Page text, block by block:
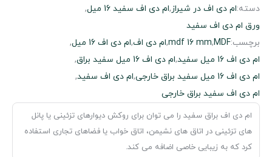
دسته:ام دی اف در شیراز,ام دی اف سفید 16 میل
,
ورق ام‌ دی‌ اف سفید
برچسب:MDF
,
mdf 16 mm
,ام دی اف,ام دی اف 16 میل
,
ام دی اف 16 میل سفید
,ام دی اف 16 میل سفید براق
,
ام دی اف 16 میل سفید براق خارجی
,ام دی اف سفید,
ام دی اف سفید براق خارجی
ام دی اف براق سفید را می توان برای روکش دیوارهای تزئینی یا پانل
های تزئینی در اتاق های نشیمن، اتاق خواب یا فضاهای تجاری استفاده
کرد که به زیبایی خاصی اضافه می کند.